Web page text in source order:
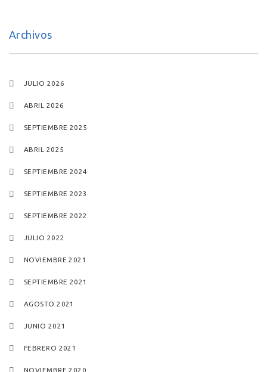
Archivos
JULIO 2026
ABRIL 2026
SEPTIEMBRE 2025
ABRIL 2025
SEPTIEMBRE 2024
SEPTIEMBRE 2023
SEPTIEMBRE 2022
JULIO 2022
NOVIEMBRE 2021
SEPTIEMBRE 2021
AGOSTO 2021
JUNIO 2021
FEBRERO 2021
NOVIEMBRE 2020